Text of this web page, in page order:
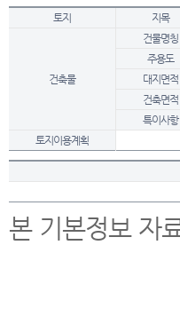
토지 지목
건축물
건물명칭
주용도
대지면적
건축면적
특이사항
토지이용계획
본 기본정보 자